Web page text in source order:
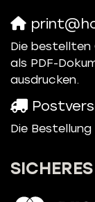
Die
als PDF-
ausdrucken.
Die